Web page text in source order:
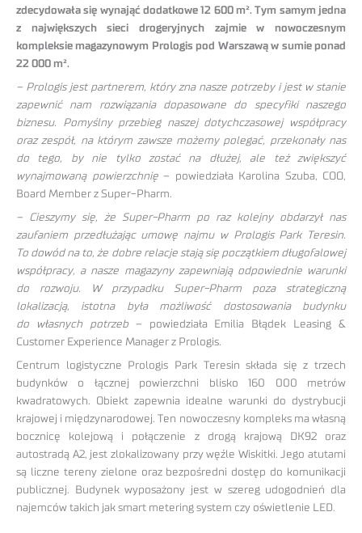
zdecydowała się wynająć dodatkowe 12 600 m². Tym samym jedna
z największych sieci drogeryjnych zajmie w nowoczesnym
kompleksie magazynowym Prologis pod Warszawą w sumie ponad
22 000 m².
– Prologis jest partnerem, który zna nasze potrzeby i jest w stanie
zapewnić nam rozwiązania dopasowane do specyfiki naszego
biznesu. Pomyślny przebieg naszej dotychczasowej współpracy
oraz zespół, na którym zawsze możemy polegać, przekonały nas
do tego, by nie tylko zostać na dłużej, ale też zwiększyć
wynajmowaną powierzchnię– powiedziała Karolina Szuba, COO,
Board Member z Super-Pharm.
– Cieszymy się, że Super-Pharm po raz kolejny obdarzył nas
zaufaniem przedłużając umowę najmu w Prologis Park Teresin.
To dowód na to, że dobre relacje stają się początkiem długofalowej
współpracy, a nasze magazyny zapewniają odpowiednie warunki
do rozwoju. W przypadku Super-Pharm poza strategiczną
lokalizacją, istotna była możliwość dostosowania budynku
do własnych potrzeb– powiedziała Emilia Błądek Leasing &
Customer Experience Manager z Prologis.
Centrum logistyczne Prologis Park Teresin składa się z trzech
budynków o łącznej powierzchni blisko 160 000 metrów
kwadratowych. Obiekt zapewnia idealne warunki do dystrybucji
krajowej i międzynarodowej. Ten nowoczesny kompleks ma własną
bocznicę kolejową i połączenie z drogą krajową DK92 oraz
autostradą A2, jest zlokalizowany przy węźle Wiskitki. Jego atutami
są liczne tereny zielone oraz bezpośredni dostęp do komunikacji
publicznej. Budynek wyposażony jest w szereg udogodnień dla
najemców takich jak smart metering system czy oświetlenie LED.